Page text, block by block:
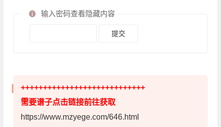
输入密码查看隐藏内容
++++++++++++++++++++++++++++
需要谱子点击链接前往获取
https://www.mzyege.com/646.html